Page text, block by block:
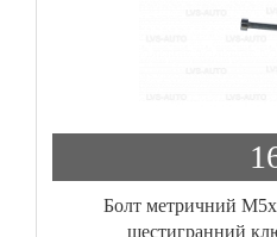
Болт метричний
шестигранний